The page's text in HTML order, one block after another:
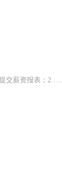
交薪资报表；​2……